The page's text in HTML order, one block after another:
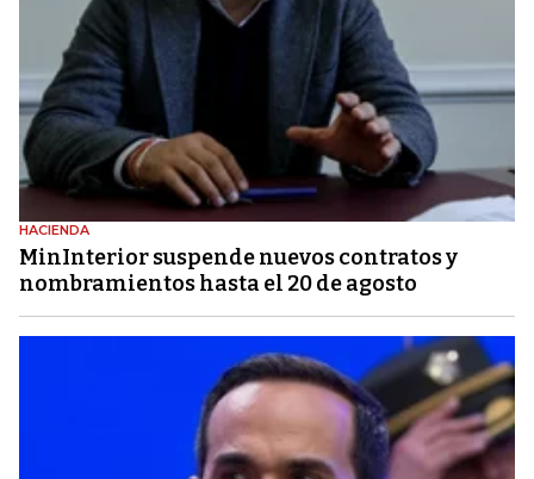
HACIENDA
MinInterior suspende nuevos contratos y
nombramientos hasta el 20 de agosto